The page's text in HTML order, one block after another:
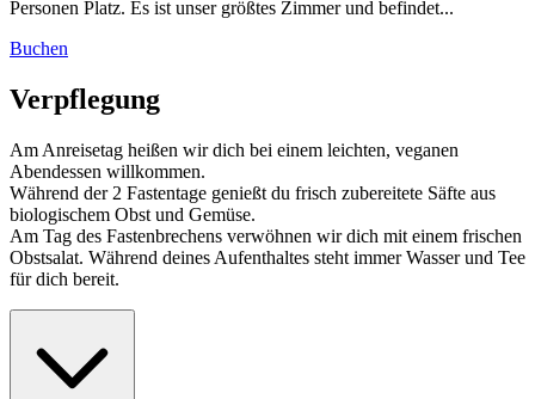
Personen Platz. Es ist unser größtes Zimmer und befindet...
Buchen
Verpflegung
Am Anreisetag heißen wir dich bei einem leichten, veganen
Abendessen willkommen.
Während der 2 Fastentage genießt du frisch zubereitete Säfte aus
biologischem Obst und Gemüse.
Am Tag des Fastenbrechens verwöhnen wir dich mit einem frischen
Obstsalat. Während deines Aufenthaltes steht immer Wasser und Tee
für dich bereit.